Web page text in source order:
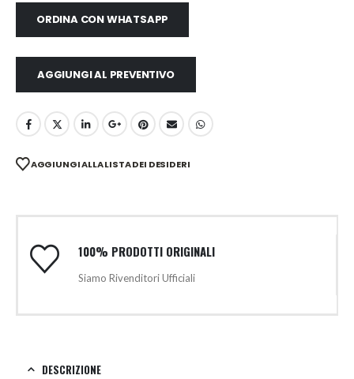
ORDINA CON WHATSAPP
AGGIUNGI AL PREVENTIVO
AGGIUNGI ALLA LISTA DEI DESIDERI
100% PRODOTTI ORIGINALI
Siamo Rivenditori Ufficiali
DESCRIZIONE